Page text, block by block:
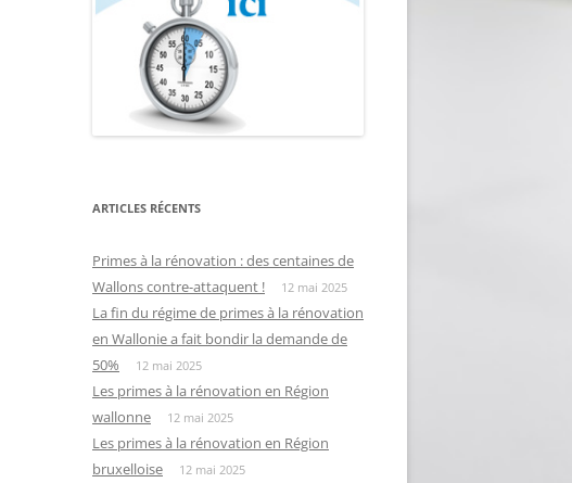
ARTICLES RÉCENTS
Primes à la rénovation : des centaines de
Wallons contre-attaquent !
12 mai 2025
La fin du régime de primes à la rénovation
en Wallonie a fait bondir la demande de
50%
12 mai 2025
Les primes à la rénovation en Région
wallonne
12 mai 2025
Les primes à la rénovation en Région
bruxelloise
12 mai 2025